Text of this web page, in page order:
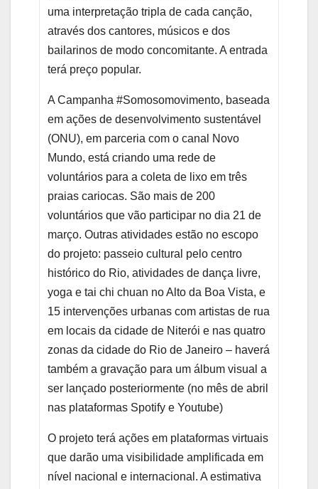
uma interpretação tripla de cada canção,
através dos cantores, músicos e dos
bailarinos de modo concomitante. A entrada
terá preço popular.
A Campanha #Somosomovimento, baseada
em ações de desenvolvimento sustentável
(ONU), em parceria com o canal Novo
Mundo, está criando uma rede de
voluntários para a coleta de lixo em três
praias cariocas. São mais de 200
voluntários que vão participar no dia 21 de
março. Outras atividades estão no escopo
do projeto: passeio cultural pelo centro
histórico do Rio, atividades de dança livre,
yoga e tai chi chuan no Alto da Boa Vista, e
15 intervenções urbanas com artistas de rua
em locais da cidade de Niterói e nas quatro
zonas da cidade do Rio de Janeiro – haverá
também a gravação para um álbum visual a
ser lançado posteriormente (no mês de abril
nas plataformas Spotify e Youtube)
O projeto terá ações em plataformas virtuais
que darão uma visibilidade amplificada em
nível nacional e internacional. A estimativa